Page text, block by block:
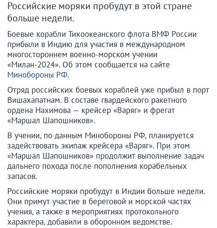
Российские моряки пробудут в этой стране
больше недели.
Боевые корабли Тихоокеанского флота ВМФ России
прибыли в Индию для участия в международном
многостороннем военно-морском учении
«Милан-2024». Об этом сообщается на сайте
Минобороны РФ.
Отряд российских боевых кораблей уже прибыл в порт
Вишахапатнам. В составе гвардейского ракетного
ордена Нахимова — крейсер «Варяг» и фрегат
«Маршал Шапошников».
В учении, по данным Минобороны РФ, планируется
задействовать экипаж крейсера «Варяг». При этом
«Маршал Шапошников» продолжит выполнение задач
дальнего похода после пополнения корабельных
запасов.
Российские моряки пробудут в Индии больше недели.
Они примут участие в береговой и морской частях
учения, а также в мероприятиях протокольного
характера, добавили в оборонном ведомстве.